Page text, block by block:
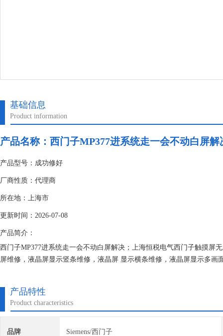
基础信息
Product information
产品名称： 西门子MP377进系统走一会不动白屏解
产品型号：成功修好
厂商性质：代理商
所在地：上海市
更新时间：2026-07-08
产品简介：
西门子MP377进系统走一会不动白屏解决；上海恒税电气西门子触摸屏
屏维修，液晶屏显示竖条维修，液晶屏 显示横条维修，液晶屏显示多
产品特性
Product characteristics
品牌 Siemens/西门子